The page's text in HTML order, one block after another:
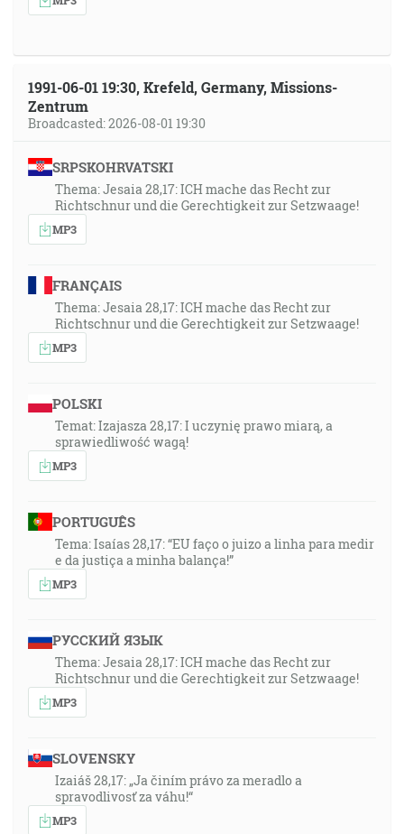
15:7]
A toto je tá smelá dôvera, ktorú máme k nemu, že keď
prosíme niečo podľa jeho vôle, čuje nás. [1J 5:14]
Ale keď sa ty modlíš, vojdi do svojej komôrky a zavrúc
svoje dvere modli sa svojmu Otcovi, ktorý je v
skrytosti, a tvoj Otec, ktorý vidí v skrytosti, odplatí ti
zjavne. [Mt 6:6]
32:03
Lebo Písmo hovorí: Nikto, kto verí v neho, nebude
zahanbený. [Rm 10:11]
32:17
korunuje milosťou a zľutovaním, [Ž 103:4]
32:19
… a práve preto dôverujem, že ten, ktorý započal vo
Ježiša Krista … [Fp 1:6]
32:33
Tedy neodhoďte svojej smelej dôvery, ktorá má veľkú
odplatu. [Žd 10:35]
33:11
… ale kto zotrvá až do konca, ten bude spasený. [Mt
24:13]
Milujem Hospodina, lebo Hospodin počul môj hlas,
moje pokorné prosby. [Ž 116:1]
1991-06-01 19:30, Krefeld, Germany, Missions-
Zentrum
Broadcasted: 2026-08-01 19:30
SRPSKOHRVATSKI
Thema: Jesaia 28,17: ICH mache das Recht zur
Richtschnur und die Gerechtigkeit zur Setzwaage!
MP3
FRANÇAIS
Thema: Jesaia 28,17: ICH mache das Recht zur
Richtschnur und die Gerechtigkeit zur Setzwaage!
MP3
POLSKI
Temat: Izajasza 28,17: I uczynię prawo miarą, a
sprawiedliwość wagą!
MP3
PORTUGUÊS
Tema: Isaías 28,17: “EU faço o juizo a linha para medir
e da justiça a minha balança!”
MP3
РУССКИЙ ЯЗЫК
Thema: Jesaia 28,17: ICH mache das Recht zur
Richtschnur und die Gerechtigkeit zur Setzwaage!
MP3
SLOVENSKY
Izaiáš 28,17: „Ja činím právo za meradlo a
spravodlivosť za váhu!“
MP3